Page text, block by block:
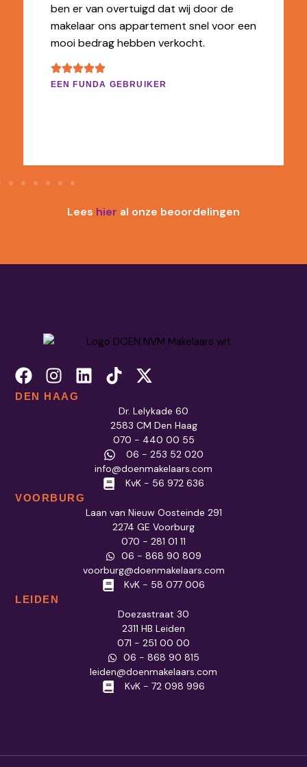
ben er van overtuigd dat wij door de
makelaar ons appartement snel voor een
mooi bedrag hebben verkocht.
EEN FUNDA GEBRUIKER
Lees hier al onze beoordelingen
DEN HAAG
Dr. Lelykade 60
2583 CM Den Haag
070 - 440 00 55
06 - 253 52 020
info@doenmakelaars.com
KvK - 56 972 636
VOORBURG
Laan van Nieuw Oosteinde 291
2274 GE Voorburg
070 - 281 01 11
06 - 868 90 809
voorburg@doenmakelaars.com
KvK - 58 077 006
LEIDEN
Doezastraat 30
2311 HB Leiden
071 - 251 00 00
06 - 868 90 815
leiden@doenmakelaars.com
KvK - 72 098 996